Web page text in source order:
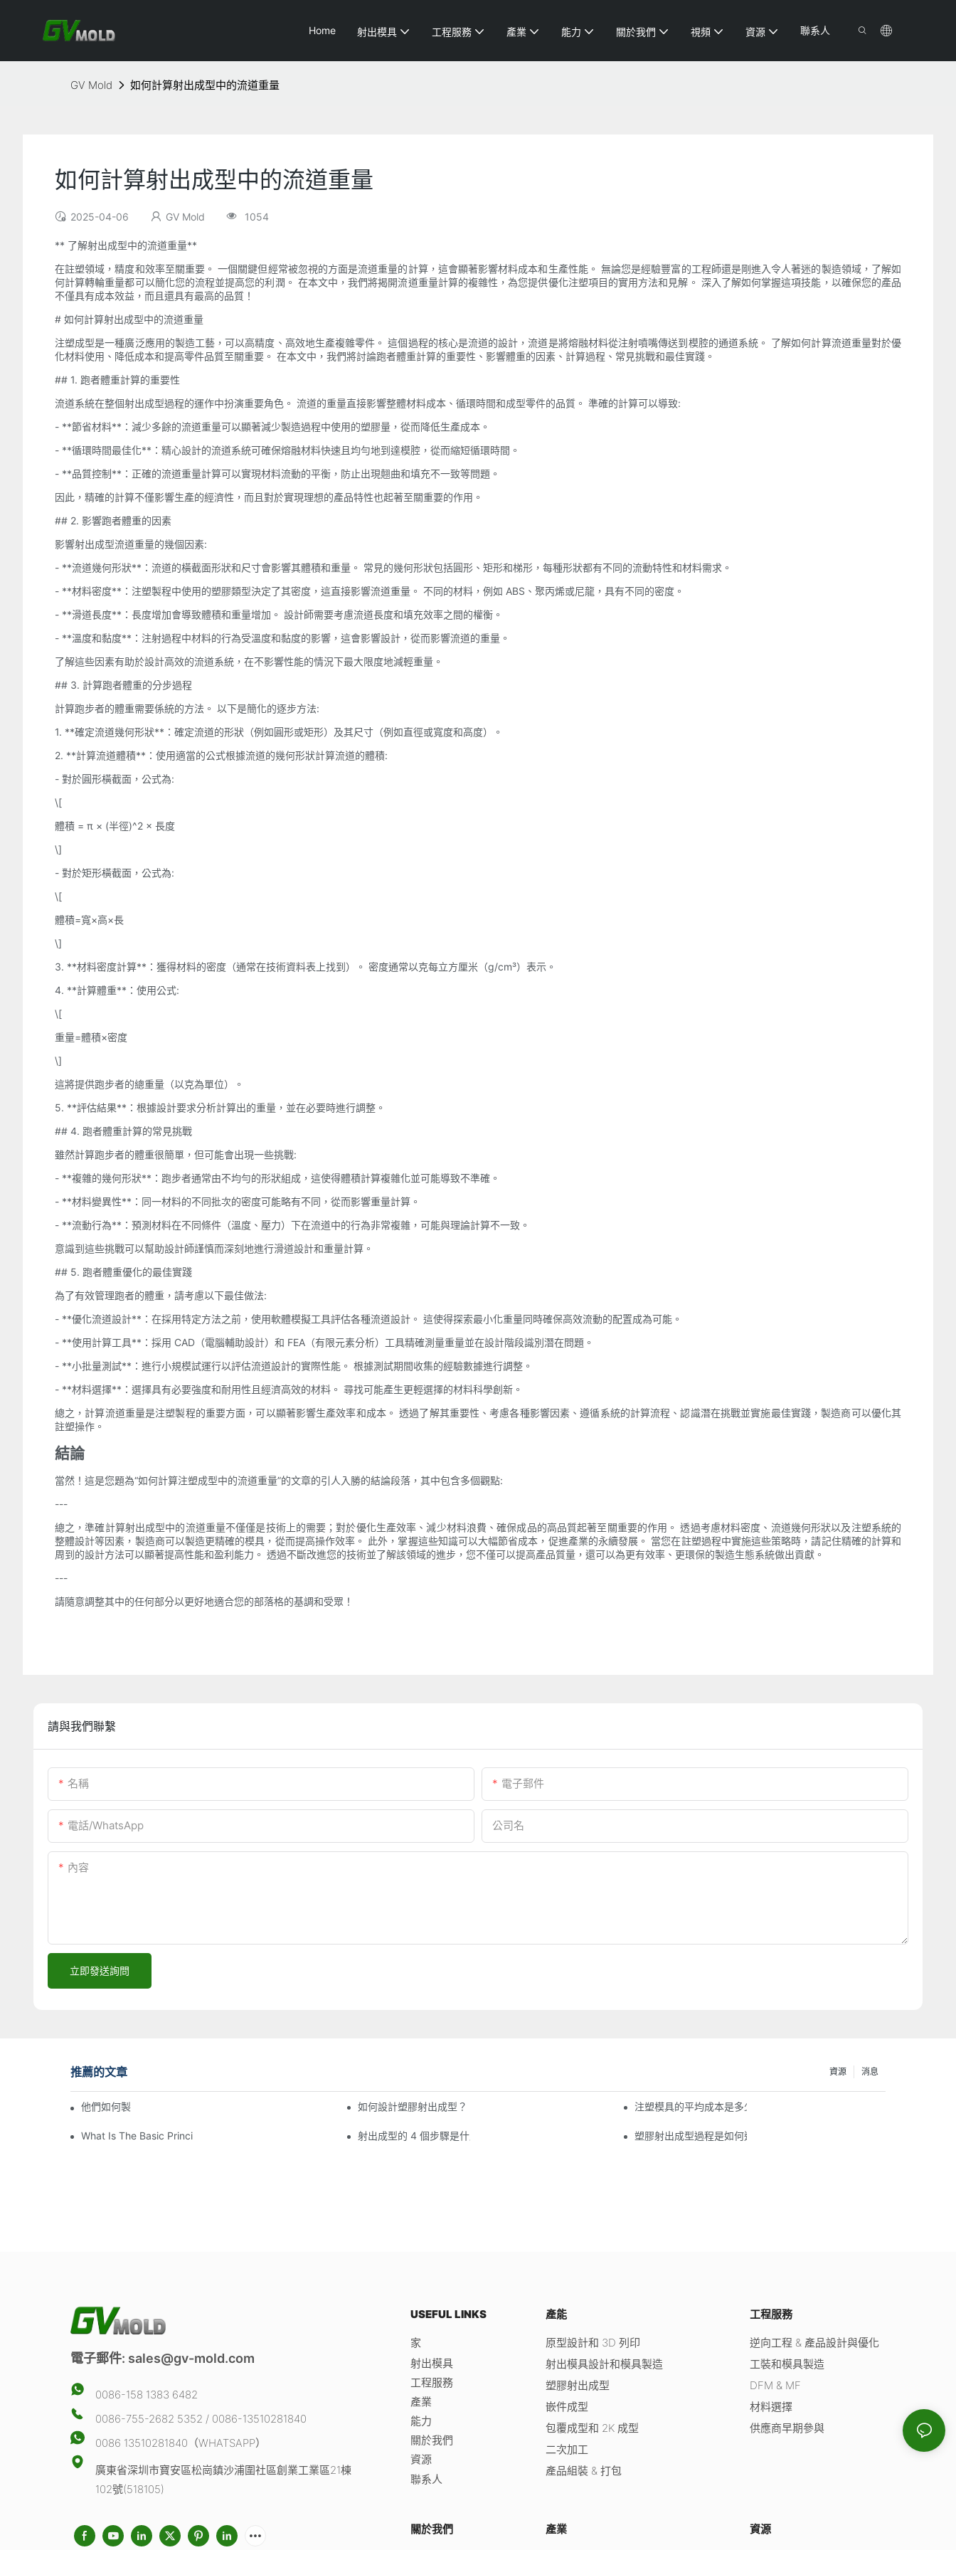
Home 射出模具 工程服務 產業 能力 關於我們 視頻 資源 聯系人
GV Mold 如何計算射出成型中的流道重量
如何計算射出成型中的流道重量
2025-04-06 GV Mold 1054
** 了解射出成型中的流道重量**
在註塑領域，精度和效率至關重要。 一個關鍵但經常被忽視的方面是流道重量的計算，這會顯著影響材料成本和生產性能。 無論您是經驗豐富的工程師還是剛進入令人著迷的製造領域，了解如
何計算轉輪重量都可以簡化您的流程並提高您的利潤。 在本文中，我們將揭開流道重量計算的複雜性，為您提供優化注塑項目的實用方法和見解。 深入了解如何掌握這項技能，以確保您的產品
不僅具有成本效益，而且還具有最高的品質！
# 如何計算射出成型中的流道重量
注塑成型是一種廣泛應用的製造工藝，可以高精度、高效地生產複雜零件。 這個過程的核心是流道的設計，流道是將熔融材料從注射噴嘴傳送到模腔的通道系統。 了解如何計算流道重量對於優
化材料使用、降低成本和提高零件品質至關重要。 在本文中，我們將討論跑者體重計算的重要性、影響體重的因素、計算過程、常見挑戰和最佳實踐。
## 1. 跑者體重計算的重要性
流道系統在整個射出成型過程的運作中扮演重要角色。 流道的重量直接影響整體材料成本、循環時間和成型零件的品質。 準確的計算可以導致:
- **節省材料**：減少多餘的流道重量可以顯著減少製造過程中使用的塑膠量，從而降低生產成本。
- **循環時間最佳化**：精心設計的流道系統可確保熔融材料快速且均勻地到達模腔，從而縮短循環時間。
- **品質控制**：正確的流道重量計算可以實現材料流動的平衡，防止出現翹曲和填充不一致等問題。
因此，精確的計算不僅影響生產的經濟性，而且對於實現理想的產品特性也起著至關重要的作用。
## 2. 影響跑者體重的因素
影響射出成型流道重量的幾個因素:
- **流道幾何形狀**：流道的橫截面形狀和尺寸會影響其體積和重量。 常見的幾何形狀包括圓形、矩形和梯形，每種形狀都有不同的流動特性和材料需求。
- **材料密度**：注塑製程中使用的塑膠類型決定了其密度，這直接影響流道重量。 不同的材料，例如 ABS、聚丙烯或尼龍，具有不同的密度。
- **滑道長度**：長度增加會導致體積和重量增加。 設計師需要考慮流道長度和填充效率之間的權衡。
- **溫度和黏度**：注射過程中材料的行為受溫度和黏度的影響，這會影響設計，從而影響流道的重量。
了解這些因素有助於設計高效的流道系統，在不影響性能的情況下最大限度地減輕重量。
## 3. 計算跑者體重的分步過程
計算跑步者的體重需要係統的方法。 以下是簡化的逐步方法:
1. **確定流道幾何形狀**：確定流道的形狀（例如圓形或矩形）及其尺寸（例如直徑或寬度和高度）。
2. **計算流道體積**：使用適當的公式根據流道的幾何形狀計算流道的體積:
- 對於圓形橫截面，公式為:
\[
體積 = π × (半徑)^2 × 長度
\]
- 對於矩形橫截面，公式為:
\[
體積=寬×高×長
\]
3. **材料密度計算**：獲得材料的密度（通常在技術資料表上找到）。 密度通常以克每立方厘米（g/cm³）表示。
4. **計算體重**：使用公式:
\[
重量=體積×密度
\]
這將提供跑步者的總重量（以克為單位）。
5. **評估結果**：根據設計要求分析計算出的重量，並在必要時進行調整。
## 4. 跑者體重計算的常見挑戰
雖然計算跑步者的體重很簡單，但可能會出現一些挑戰:
- **複雜的幾何形狀**：跑步者通常由不均勻的形狀組成，這使得體積計算複雜化並可能導致不準確。
- **材料變異性**：同一材料的不同批次的密度可能略有不同，從而影響重量計算。
- **流動行為**：預測材料在不同條件（溫度、壓力）下在流道中的行為非常複雜，可能與理論計算不一致。
意識到這些挑戰可以幫助設計師謹慎而深刻地進行滑道設計和重量計算。
## 5. 跑者體重優化的最佳實踐
為了有效管理跑者的體重，請考慮以下最佳做法:
- **優化流道設計**：在採用特定方法之前，使用軟體模擬工具評估各種流道設計。 這使得探索最小化重量同時確保高效流動的配置成為可能。
- **使用計算工具**：採用 CAD（電腦輔助設計）和 FEA（有限元素分析）工具精確測量重量並在設計階段識別潛在問題。
- **小批量測試**：進行小規模試運行以評估流道設計的實際性能。 根據測試期間收集的經驗數據進行調整。
- **材料選擇**：選擇具有必要強度和耐用性且經濟高效的材料。 尋找可能產生更輕選擇的材料科學創新。
總之，計算流道重量是注塑製程的重要方面，可以顯著影響生產效率和成本。 透過了解其重要性、考慮各種影響因素、遵循系統的計算流程、認識潛在挑戰並實施最佳實踐，製造商可以優化其
註塑操作。
結論
當然！這是您題為“如何計算注塑成型中的流道重量”的文章的引人入勝的結論段落，其中包含多個觀點:
---
總之，準確計算射出成型中的流道重量不僅僅是技術上的需要；對於優化生產效率、減少材料浪費、確保成品的高品質起著至關重要的作用。 透過考慮材料密度、流道幾何形狀以及注塑系統的
整體設計等因素，製造商可以製造更精確的模具，從而提高操作效率。 此外，掌握這些知識可以大幅節省成本，促進產業的永續發展。 當您在註塑過程中實施這些策略時，請記住精確的計算和
周到的設計方法可以顯著提高性能和盈利能力。 透過不斷改進您的技術並了解該領域的進步，您不僅可以提高產品質量，還可以為更有效率、更環保的製造生態系統做出貢獻。
---
請隨意調整其中的任何部分以更好地適合您的部落格的基調和受眾！
請與我們聯繫
名稱 電子郵件
電話/WhatsApp 公司名
內容
立即發送詢問
推薦的文章 消息
資源
他們如何製作注塑模具？ 如何設計塑膠射出成型？ 注塑模具的平均成本是多少？
What Is The Basic Principle Of Injection Molding? 射出成型的 4 個步驟是什麼？ 塑膠射出成型過程是如何進行的？
電子郵件: sales@gv-mold.com
0086-158 1383 6482
0086-755-2682 5352 / 0086-13510281840
0086 13510281840（WHATSAPP）
廣東省深圳市寶安區松崗鎮沙浦圍社區創業工業區21棟
102號(518105)
USEFUL LINKS
家
射出模具
工程服務
產業
能力
關於我們
資源
聯系人
產能
原型設計和 3D 列印
射出模具設計和模具製造
塑膠射出成型
嵌件成型
包覆成型和 2K 成型
二次加工
產品組裝 & 打包
工程服務
逆向工程 & 產品設計與優化
工裝和模具製造
DFM & MF
材料選擇
供應商早期參與
關於我們 產業 資源